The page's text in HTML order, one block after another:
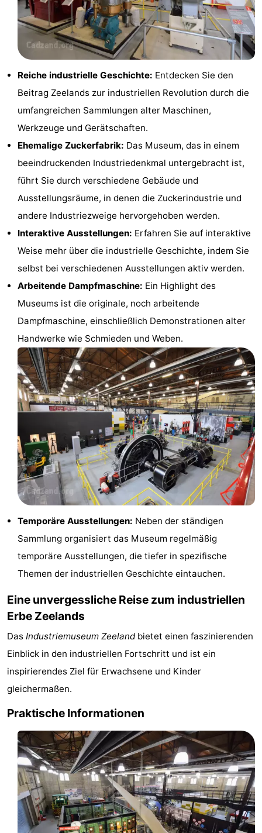
Resort
Nieuwvliet-
Waterdunen
Zonneweelde
Zwinhoeve
Hotels
Lastminutes
Strand
Sehen
tun
Museen
Denkmäler
Mühlen
Aussichtspunkte
Attraktionen
Rundfahrten
Spielplätze
Indoor-
Spielplätze
Bowling
Minigolfplätze
Wellness-
Zentren
Dörfer
Natur
Schwimmbader
Wandern
-
Reiten
-
Golfplatze
-
Surfen
-
Sportangeln
Haifischzähne
Seehunden
Essen
und
trinken
Veranstaltungen
Praktisch
Reiche industrielle Geschichte: Entdecken Sie den
Beitrag Zeelands zur industriellen Revolution durch die
umfangreichen Sammlungen alter Maschinen,
Werkzeuge und Gerätschaften.
Ehemalige Zuckerfabrik: Das Museum, das in einem
beeindruckenden Industriedenkmal untergebracht ist,
führt Sie durch verschiedene Gebäude und
Ausstellungsräume, in denen die Zuckerindustrie und
andere Industriezweige hervorgehoben werden.
Interaktive Ausstellungen: Erfahren Sie auf interaktive
Weise mehr über die industrielle Geschichte, indem Sie
selbst bei verschiedenen Ausstellungen aktiv werden.
Arbeitende Dampfmaschine: Ein Highlight des
Museums ist die originale, noch arbeitende
Dampfmaschine, einschließlich Demonstrationen alter
Handwerke wie Schmieden und Weben.
Temporäre Ausstellungen: Neben der ständigen
Sammlung organisiert das Museum regelmäßig
temporäre Ausstellungen, die tiefer in spezifische
Themen der industriellen Geschichte eintauchen.
Eine unvergessliche Reise zum industriellen
Erbe Zeelands
Das Industriemuseum Zeelandbietet einen faszinierenden
Einblick in den industriellen Fortschritt und ist ein
inspirierendes Ziel für Erwachsene und Kinder
gleichermaßen.
Praktische Informationen